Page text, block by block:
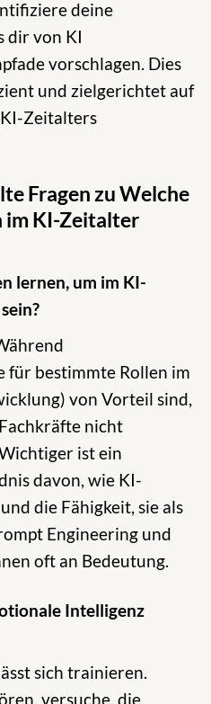
deine
dir von KI
vorschlagen. Dies
und zielgerichtet auf
Zeitalters
Fragen zu Welche
im KI-Zeitalter
lernen, um im KI-
für bestimmte Rollen im
von Vorteil sind,
nicht
ist ein
davon, wie KI-
die Fähigkeit, sie als
Engineering und
oft an Bedeutung.
Intelligenz
sich trainieren.
versuche, die